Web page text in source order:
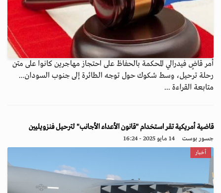
أمر قاضٍ فيدرالي المحكمة بالحفاظ على احتجاز مهاجرين كانوا على متن
رحلة ترحيل، وسط شكوك حول توجه الطائرة إلى جنوب السودان...
متابعة القراءة ...
قاضية أمريكية تقر استخدام "قانون الأعداء الأجانب" لترحيل فنزويليين
جسور بوست 14 مايو 2025 - 16:24
أخبار